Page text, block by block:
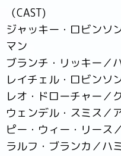
（CAST)
ジャッキー・ロビンソ
マン
ブランチ・リッキー／
レイチェル・ロビンソ
レオ・ドローチャー／
ウェンデル・スミス／
ピー・ウィー・リース
ラルフ・ブランカ／ハ